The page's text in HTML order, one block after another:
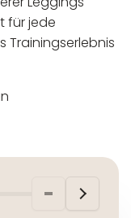
für jede
Trainingserlebnis